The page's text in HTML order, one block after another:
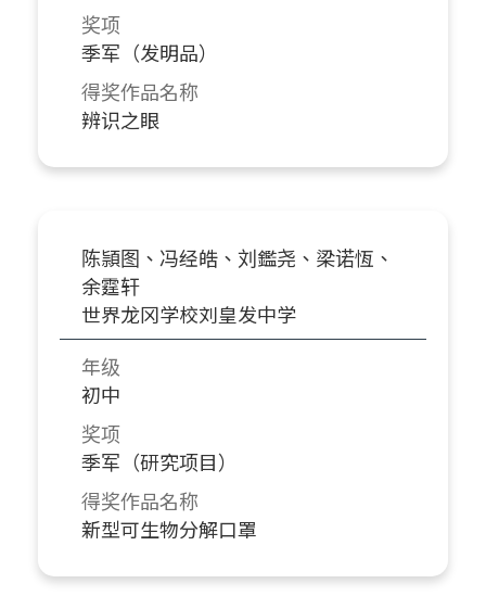
奖项
季军（发明品）
得奖作品名称
辨识之眼
陈頴图、冯经皓、刘鑑尧、梁诺恆、
余霆轩
世界龙冈学校刘皇发中学
年级
初中
奖项
季军（研究项目）
得奖作品名称
新型可生物分解口罩